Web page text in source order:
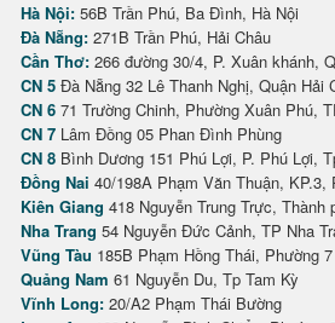
Hà Nội: 56B Trần Phú, Ba Đình, Hà Nội
Đà Nẵng: 271B Trần Phú, Hải Châu
Cần Thơ: 266 đường 30/4, P. Xuân khánh,
CN 5 Đà Nẵng 32 Lê Thanh Nghị, Quận Hải
CN 6 71 Trường Chinh, Phường Xuân Phú,
CN 7 Lâm Đồng 05 Phan Đình Phùng
CN 8 Bình Dương 151 Phú Lợi, P. Phú Lợi,
Đồng Nai 40/198A Phạm Văn Thuận, KP.3,
Kiên Giang 418 Nguyễn Trung Trực, Thành
Nha Trang 54 Nguyễn Đức Cảnh, TP Nha
Vũng Tàu 185B Phạm Hồng Thái, Phường 7
Quảng Nam 61 Nguyễn Du, Tp Tam Kỳ
Vĩnh Long: 20/A2 Phạm Thái Bường